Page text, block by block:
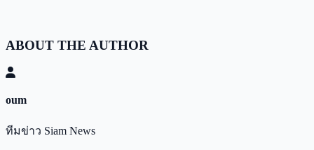
ABOUT THE AUTHOR
oum
ทีมข่าว Siam News